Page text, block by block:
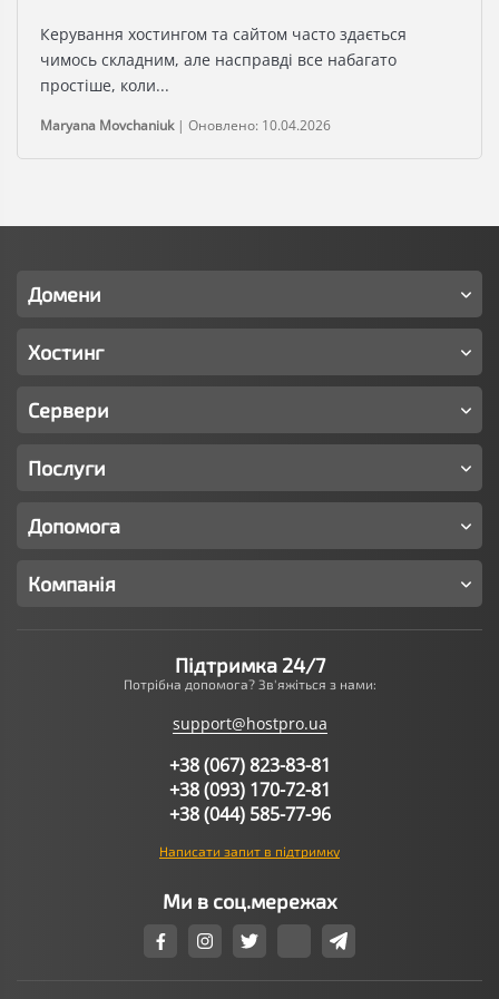
Керування хостингом та сайтом часто здається
чимось складним, але насправді все набагато
простіше, коли...
Maryana Movchaniuk| Оновлено: 10.04.2026
Домени
Хостинг
Сервери
Послуги
Допомога
Компанія
Підтримка 24/7
Потрібна допомога? Зв'яжіться з нами:
support@hostpro.ua
+38 (067) 823-83-81
+38 (093) 170-72-81
+38 (044) 585-77-96
Написати запит в підтримку
Ми в соц.мережах